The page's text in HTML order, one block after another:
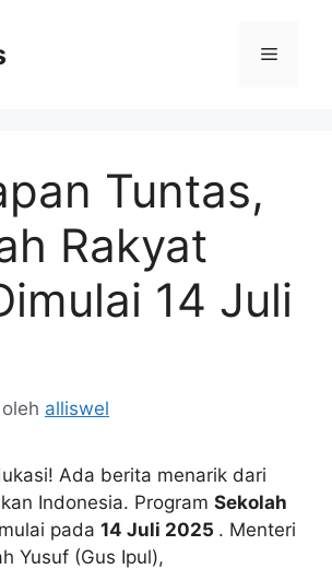
Menu
Tuntas,
Rakyat
14 Juli
oleh alliswel
Ada berita menarik dari
Indonesia. Program Sekolah
pada 14 Juli 2025 . Menteri
Yusuf (Gus Ipul),